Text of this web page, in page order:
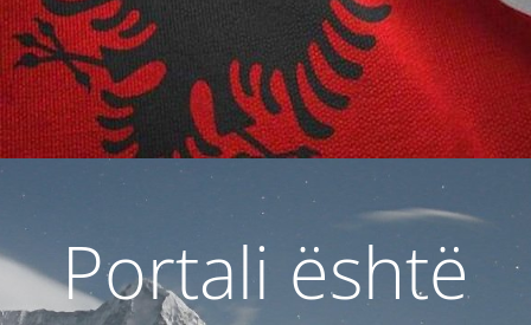
Portali është